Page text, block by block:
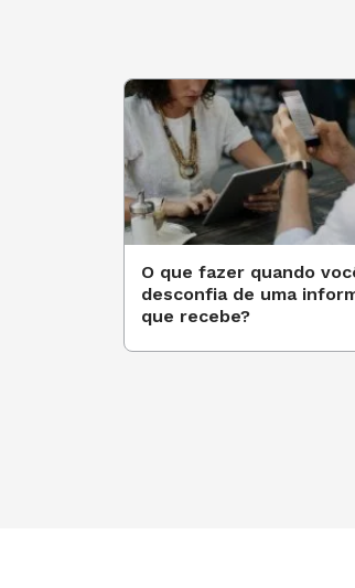
O que fazer quando
desconfia de uma
que recebe?